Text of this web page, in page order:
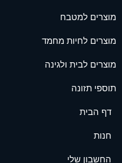
מוצרים למטבח
מוצרים לחיות מחמד
מוצרים לבית ולגינה
תוספי תזונה
דף הבית
חנות
החשבון שלי